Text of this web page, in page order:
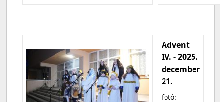
Advent
IV. - 2025.
december
21.
fotó: